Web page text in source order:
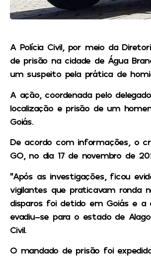
A Polícia Civil, por meio da
de prisão na cidade de Água
um suspeito pela prática de
A ação, coordenada pelo
localização e prisão de um
Goiás.
De acordo com informações, o
GO, no dia 17 de novembro de
“Após as investigações, ficou
vigilantes que praticavam ronda
disparos foi detido em Goiás e a
evadiu-se para o estado de
Civil.
O mandado de prisão foi